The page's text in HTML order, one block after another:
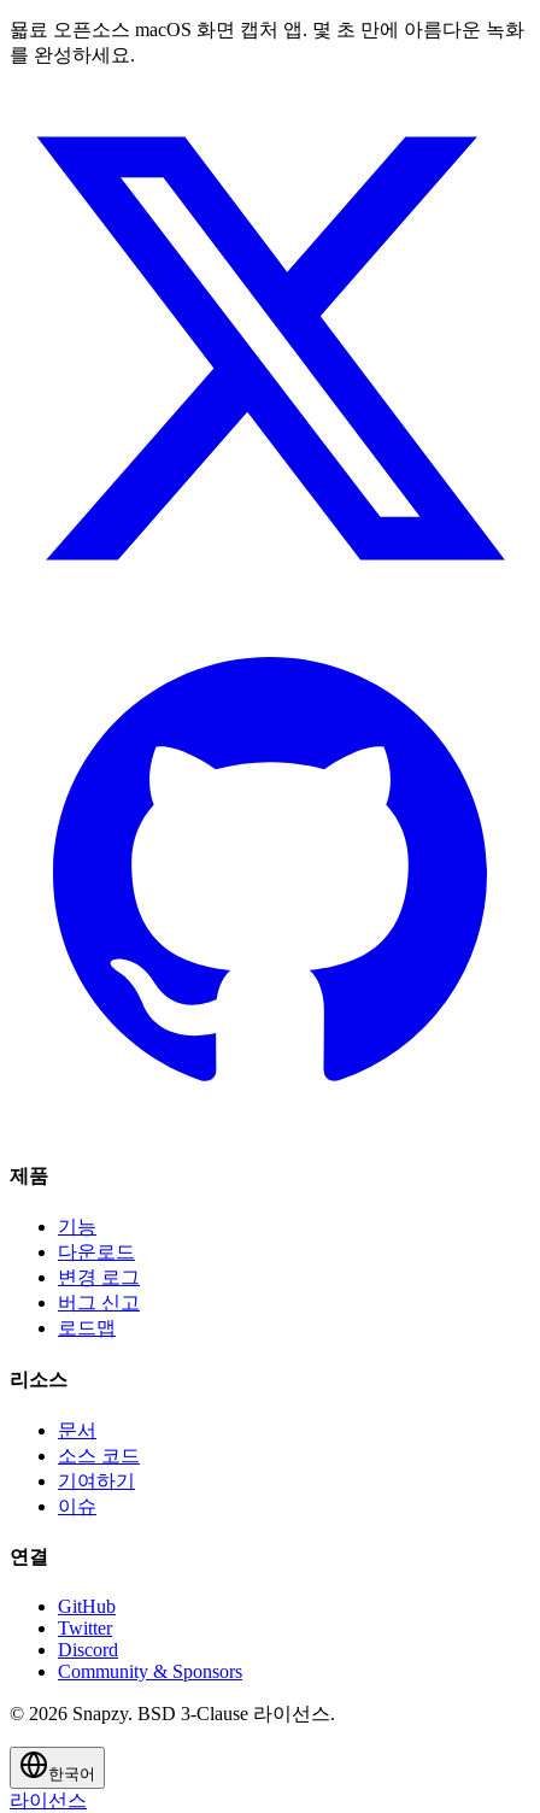
묣료 오픈소스 macOS 화면 캡처 앱. 몇 초 만에 아름다운 녹화
를 완성하세요.
제품
기능
다운로드
변경 로그
버그 신고
로드맵
리소스
문서
소스 코드
기여하기
이슈
연결
GitHub
Twitter
Discord
Community & Sponsors
© 2026 Snapzy. BSD 3-Clause 라이선스.
한국어
라이선스